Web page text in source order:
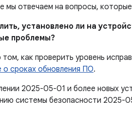
мы отвечаем на вопросы,
установлено ли на
проблемы?
как проверить уровень
о сроках обновления ПО.
2025-05-01 и более новых
системы безопасности 2025-